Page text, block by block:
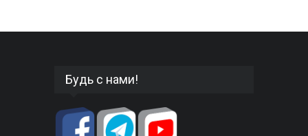
Будь с нами!